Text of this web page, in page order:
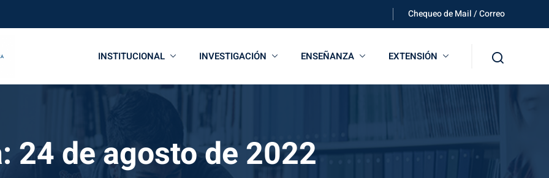
Chequeo de Mail / Correo
INSTITUCIONAL INVESTIGACIÓN ENSEÑANZA EXTENSIÓN
24 de agosto de 2022